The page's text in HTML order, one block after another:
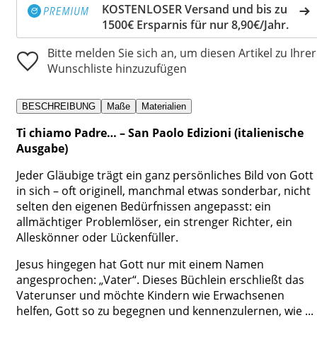
KOSTENLOSER Versand und bis zu
1500€ Ersparnis für nur 8,90€/Jahr.
Bitte melden Sie sich an, um diesen Artikel zu Ihrer
Wunschliste hinzuzufügen
BESCHREIBUNG Maße Materialien
Ti chiamo Padre… – San Paolo Edizioni (italienische
Ausgabe)
Jeder Gläubige trägt ein ganz persönliches Bild von Gott
in sich – oft originell, manchmal etwas sonderbar, nicht
selten den eigenen Bedürfnissen angepasst: ein
allmächtiger Problemlöser, ein strenger Richter, ein
Alleskönner oder Lückenfüller.
Jesus hingegen hat Gott nur mit einem Namen
angesprochen: „Vater“. Dieses Büchlein erschließt das
Vaterunser und möchte Kindern wie Erwachsenen
helfen, Gott so zu begegnen und kennenzulernen, wie ...